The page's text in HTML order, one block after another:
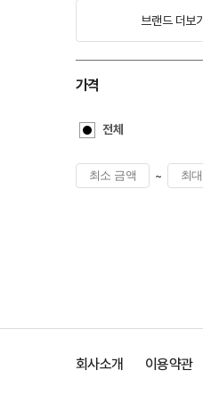
브랜드 더보기
가격
전체
~
회사소개 이용약관